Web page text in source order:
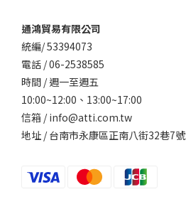
通鴻貿易有限公司
統編/ 53394073
電話 / 06-2538585
時間 / 週一至週五
10:00~12:00、 13:00~17:00
信箱 / info@atti.com.tw
地址 / 台南市永康區正南八街32巷7號